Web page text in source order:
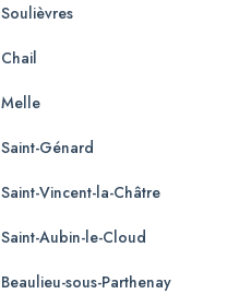
Soulièvres
Chail
Melle
Saint-Génard
Saint-Vincent-la-Châtre
Saint-Aubin-le-Cloud
Beaulieu-sous-Parthenay